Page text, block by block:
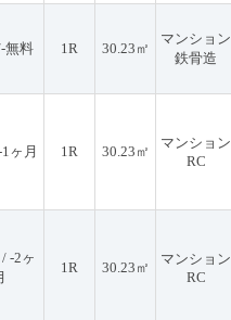
無料 1R 30.23㎡
マンション
鉄骨造
ヶ月 1R 30.23㎡
マンション
RC
-2ヶ
1R 30.23㎡
マンション
RC